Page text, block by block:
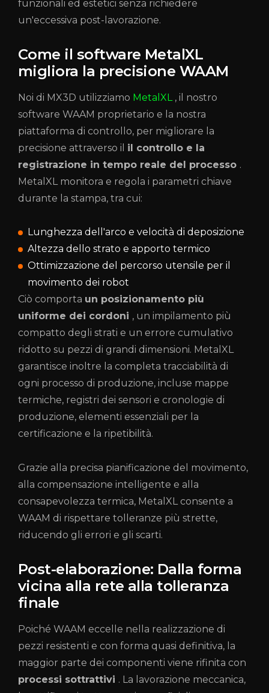
funzionali ed estetici senza richiedere
un'eccessiva post-lavorazione.
Come il software MetalXL
migliora la precisione WAAM
Noi di MX3D utilizziamo MetalXL , il nostro
software WAAM proprietario e la nostra
piattaforma di controllo, per migliorare la
precisione attraverso il il controllo e la
registrazione in tempo reale del processo .
MetalXL monitora e regola i parametri chiave
durante la stampa, tra cui:
Lunghezza dell'arco e velocità di deposizione
Altezza dello strato e apporto termico
Ottimizzazione del percorso utensile per il
movimento dei robot
Ciò comporta un posizionamento più
uniforme dei cordoni , un impilamento più
compatto degli strati e un errore cumulativo
ridotto su pezzi di grandi dimensioni. MetalXL
garantisce inoltre la completa tracciabilità di
ogni processo di produzione, incluse mappe
termiche, registri dei sensori e cronologie di
produzione, elementi essenziali per la
certificazione e la ripetibilità.
Grazie alla precisa pianificazione del movimento,
alla compensazione intelligente e alla
consapevolezza termica, MetalXL consente a
WAAM di rispettare tolleranze più strette,
riducendo gli errori e gli scarti.
Post-elaborazione: Dalla forma
vicina alla rete alla tolleranza
finale
Poiché WAAM eccelle nella realizzazione di
pezzi resistenti e con forma quasi definitiva, la
maggior parte dei componenti viene rifinita con
processi sottrattivi . La lavorazione meccanica,